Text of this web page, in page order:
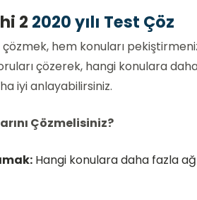
2 2020 yılı Test Çöz
çözmek, hem konuları
çözerek, hangi konulara
iyi anlayabilirsiniz.
Çözmelisiniz?
Hangi konulara daha fazla